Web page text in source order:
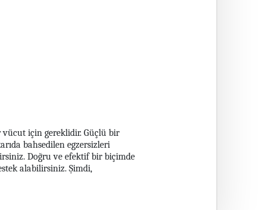
vücut için gereklidir. Güçlü bir
bahsedilen egzersizleri
Doğru ve efektif bir biçimde
alabilirsiniz. Şimdi,